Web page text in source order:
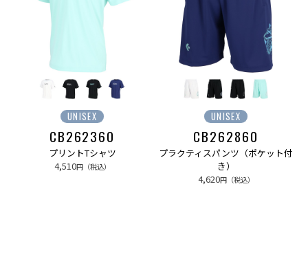
UNISEX
CB262360
プリントTシャツ
4,510円（税込）
UNISEX
CB262860
プラクティスパンツ（ポケット付
き）
4,620円（税込）